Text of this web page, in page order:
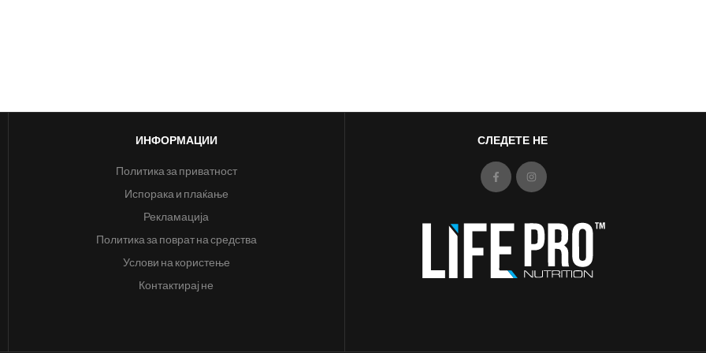
ИНФОРМАЦИИ
Политика за приватност
Испорака и плаќање
Рекламација
Политика за поврат на средства
Услови на користење
Контактирај не
СЛЕДЕТЕ НЕ